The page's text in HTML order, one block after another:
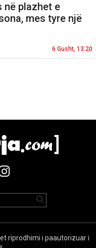
në plazhet e
mes tyre një
6 Gusht, 13:20
riprodhimi i paautorizuar i